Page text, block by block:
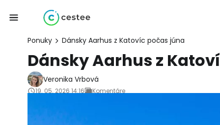
Ponuky Dánsky Aarhus z Katovíc počas júna
Dánsky Aarhus z
Veronika Vrbová
19. 05. 2026 14:16 Komentáre